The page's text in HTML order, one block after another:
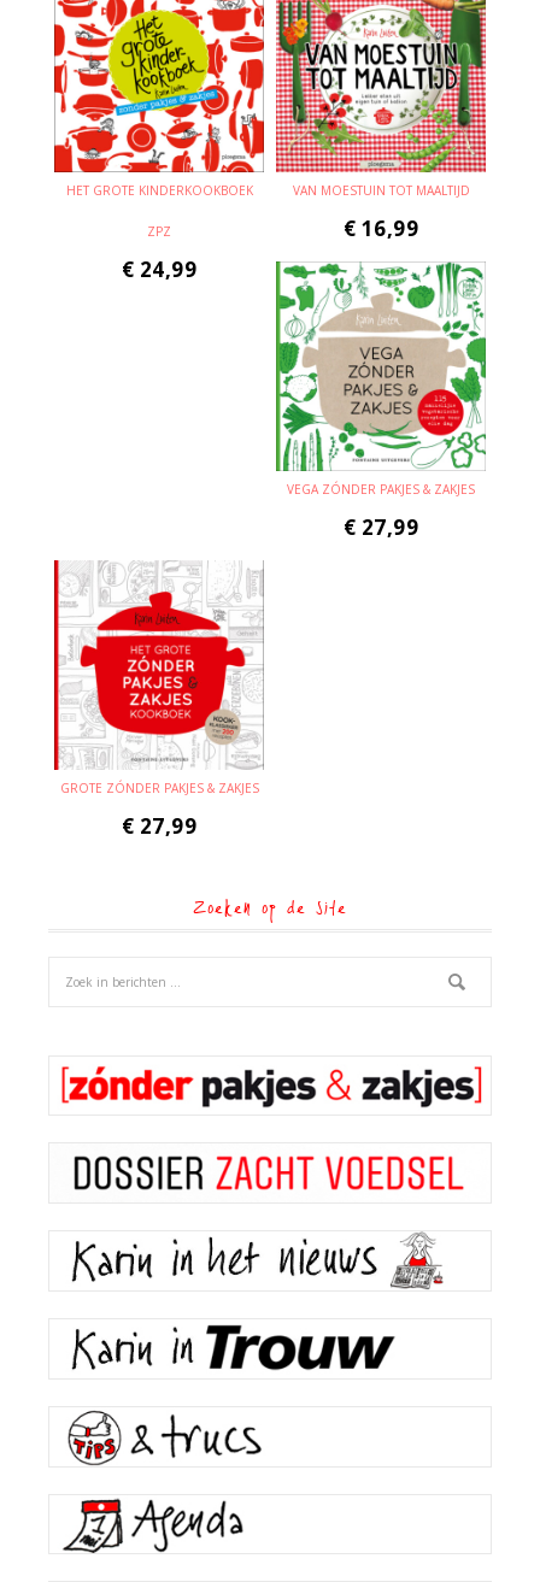
HET GROTE KINDERKOOKBOEK
ZPZ
€ 24,99
VAN MOESTUIN TOT MAALTIJD
€ 16,99
VEGA ZÓNDER PAKJES & ZAKJES
€ 27,99
GROTE ZÓNDER PAKJES & ZAKJES
€ 27,99
Zoeken op de site